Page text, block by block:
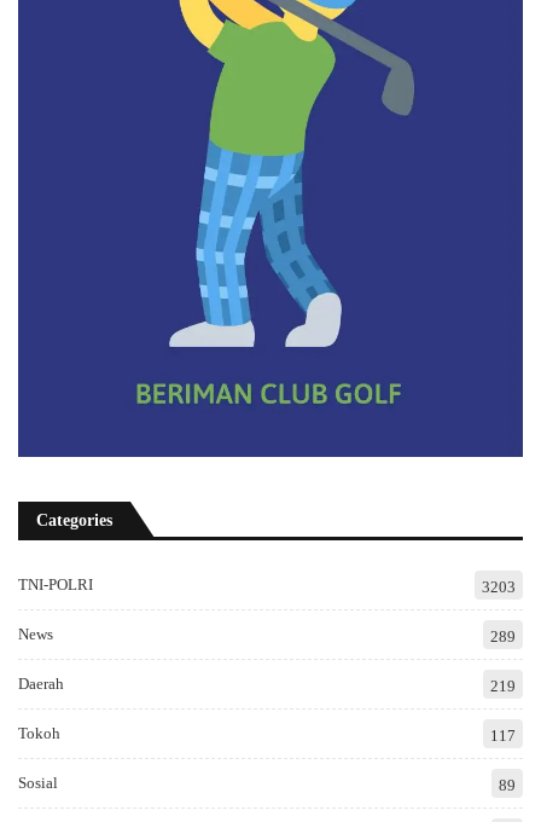
Categories
TNI-POLRI 3203
News 289
Daerah 219
Tokoh 117
Sosial 89